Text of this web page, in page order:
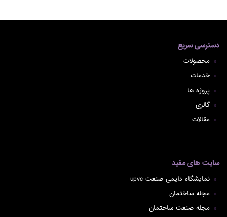
دسترسی سریع
محصولات
خدمات
پروژه ها
گالری
مقالات
سایت های مفید
نمایشگاه دایمی صنعت upvc
مجله ساختمان
مجله صنعت ساختمان